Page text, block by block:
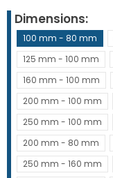
Dimensions
100 mm - 80 mm
125 mm - 100 mm
160 mm - 100 mm
200 mm - 100 mm
250 mm - 100 mm
200 mm - 80 mm
250 mm - 160 mm